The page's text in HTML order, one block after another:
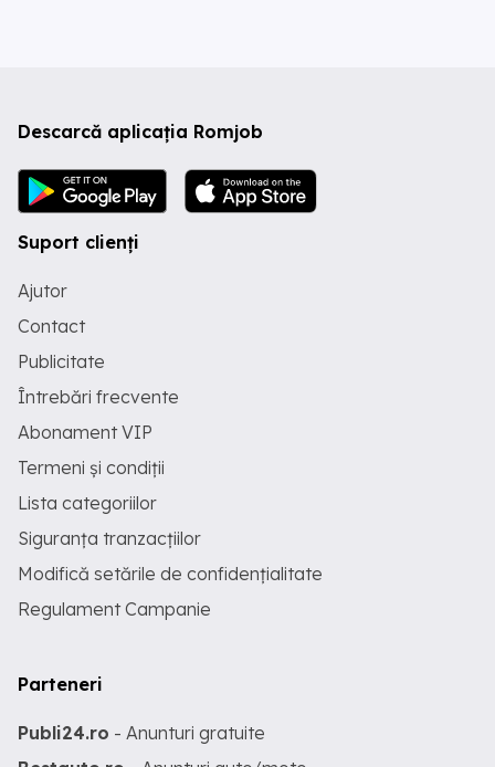
Descarcă aplicația Romjob
Suport clienți
Ajutor
Contact
Publicitate
Întrebări frecvente
Abonament VIP
Termeni și condiții
Lista categoriilor
Siguranța tranzacțiilor
Modifică setările de confidențialitate
Regulament Campanie
Parteneri
Publi24.ro - Anunturi gratuite